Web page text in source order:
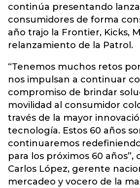
continúa presentando
consumidores de forma
año trajo la Frontier, Kicks,
relanzamiento de la Patrol.
“Tenemos muchos retos
nos impulsan a continuar
compromiso de brindar
movilidad al consumidor
través de la mayor
tecnología. Estos 60 años
continuaremos
para los próximos 60 años”,
Carlos López, gerente
mercadeo y vocero de la